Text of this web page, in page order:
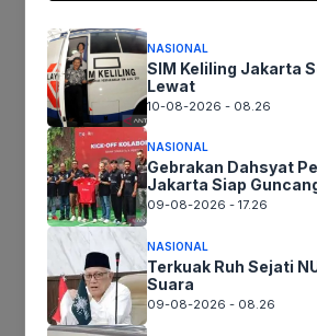
Tinggalkan komentar
Komentar
Nama
NASIONAL
SIM Keliling Jakarta
Lewat
10-08-2026 - 08.26
NASIONAL
Gebrakan Dahsyat
Jakarta Siap
09-08-2026 - 17.26
NASIONAL
Terkuak Ruh Sejati
Suara
09-08-2026 - 08.26